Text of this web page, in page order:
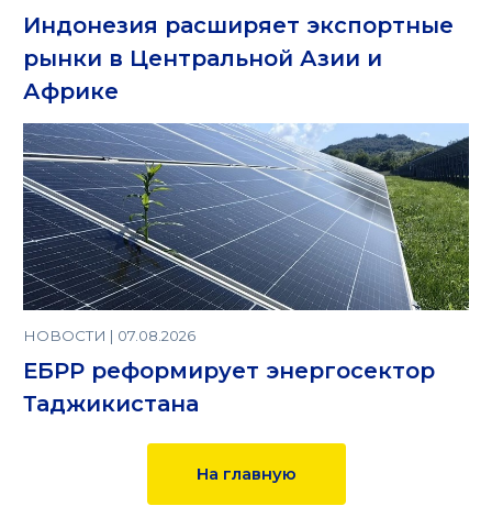
Индонезия расширяет экспортные
рынки в Центральной Азии и
Африке
НОВОСТИ | 07.08.2026
ЕБРР реформирует энергосектор
Таджикистана
На главную